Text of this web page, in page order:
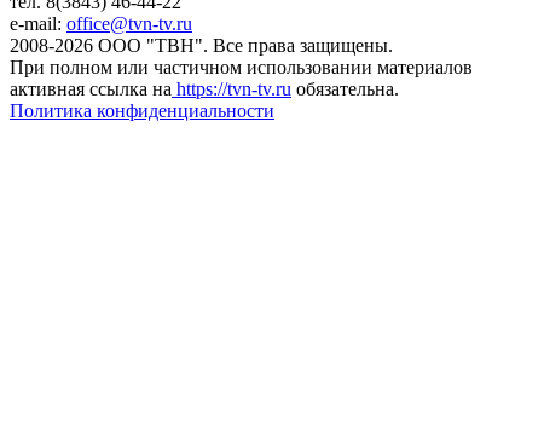
e-mail: office@tvn-tv.ru
2008-2026 ООО "ТВН". Все права защищены.
При полном или частичном использовании материалов
активная ссылка на https://tvn-tv.ru обязательна.
Политика конфиденциальности